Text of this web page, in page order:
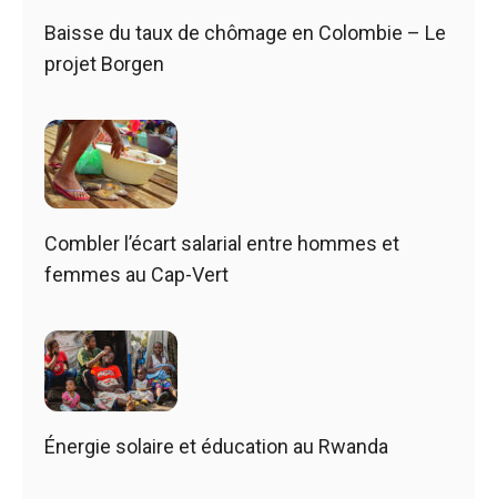
Baisse du taux de chômage en Colombie – Le
projet Borgen
Combler l’écart salarial entre hommes et
femmes au Cap-Vert
Énergie solaire et éducation au Rwanda